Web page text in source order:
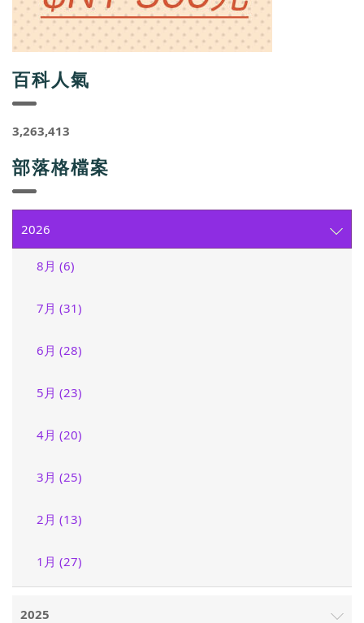
百科人氣
3,263,413
部落格檔案
2026
8月 (6)
7月 (31)
6月 (28)
5月 (23)
4月 (20)
3月 (25)
2月 (13)
1月 (27)
2025